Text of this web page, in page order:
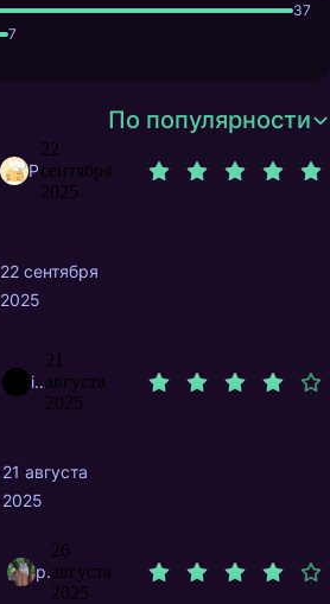
37
7
По популярности
PikaPechenka
22
сентября
2025
22 сентября
2025
istp
21
августа
2025
21 августа
2025
plagioklaz
26
августа
2025